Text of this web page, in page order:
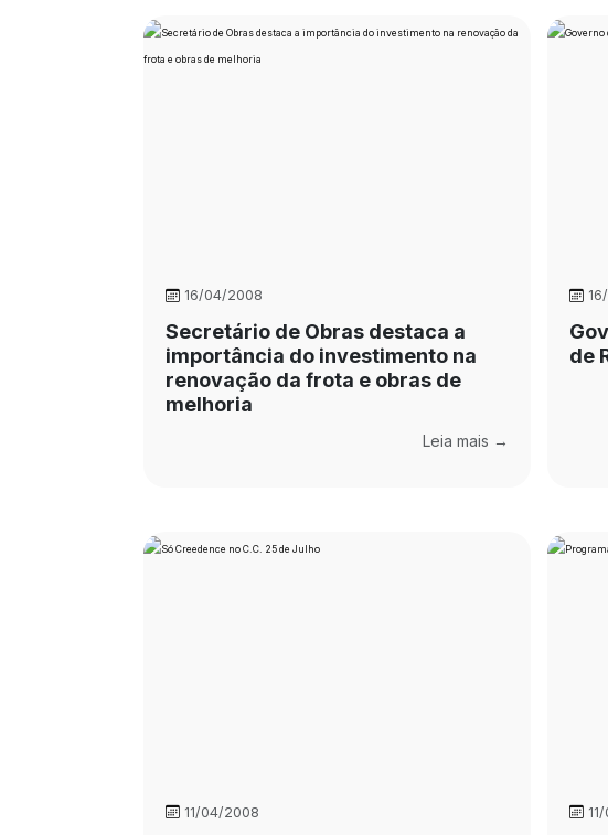
16/04/2008
Secretário de Obras destaca a
importância do investimento na
renovação da frota e obras de
melhoria
Leia mais →
de
11/04/2008